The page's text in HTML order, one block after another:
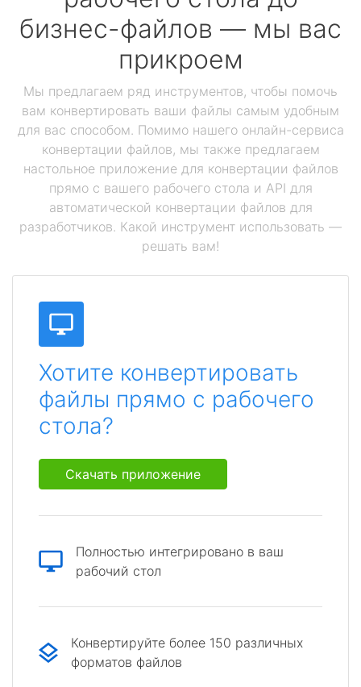
бизнес-файлов — мы вас
прикроем
Мы предлагаем ряд инструментов, чтобы помочь
вам конвертировать ваши файлы самым удобным
для вас способом. Помимо нашего онлайн-сервиса
конвертации файлов, мы также предлагаем
настольное приложение для конвертации файлов
прямо с вашего рабочего стола и API для
автоматической конвертации файлов для
разработчиков. Какой инструмент использовать —
решать вам!
Хотите конвертировать
файлы прямо с рабочего
стола?
Скачать приложение
Полностью интегрировано в ваш
рабочий стол
Конвертируйте более 150 различных
форматов файлов